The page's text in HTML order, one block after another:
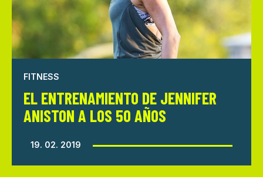
FITNESS
EL ENTRENAMIENTO DE JENNIFER
ANISTON A LOS 50 AÑOS
19. 02. 2019